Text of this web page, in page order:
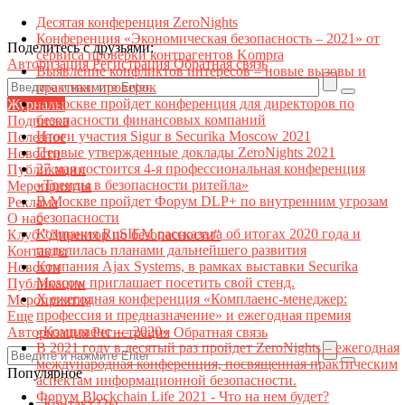
Поделитесь с друзьями:
АвторизацияРегистрацияОбратная связь
Журналы
Подписка
Полезное
Новости
Публикации
Мероприятия
Реклама
О нас
Клуб "Директор по безопасности"
Контакты
Новости
Публикации
Мероприятия
Еще
АвторизацияРегистрация Обратная связь
Популярное
Десятая конференция ZeroNights
Конференция «Экономическая безопасность – 2021» от
сервиса проверки контрагентов Kompra
Выявление конфликтов интересов – новые вызовы и
практики проверок
В Москве пройдет конференция для директоров по
безопасности финансовых компаний
Итоги участия Sigur в Securika Moscow 2021
Первые утвержденные доклады ZeroNights 2021
27 мая состоится 4-я профессиональная конференция
«Тренды в безопасности ритейла»
В Москве пройдет Форум DLP+ по внутренним угрозам
безопасности
Компания RuSIEM рассказала об итогах 2020 года и
поделилась планами дальнейшего развития
Компания Ajax Systems, в рамках выставки Securika
Moscow приглашает посетить свой стенд.
X ежегодная конференция «Комплаенс-менеджер:
профессия и предназначение» и ежегодная премия
«Комплаенс — 2020»
В 2021 году в десятый раз пройдет ZeroNights – ежегодная
международная конференция, посвященная практическим
аспектам информационной безопасности.
Форум Blockchain Life 2021 - Что на нем будет?